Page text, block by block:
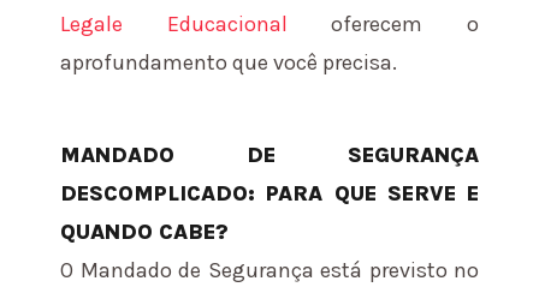
Legale Educacional oferecem o
aprofundamento que você precisa.
MANDADO DE SEGURANÇA
DESCOMPLICADO: PARA QUE SERVE E
QUANDO CABE?
O Mandado de Segurança está previsto no